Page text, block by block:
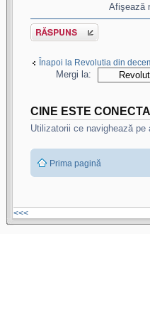
Afişează
Scrie un răspuns
Înapoi la Revolutia din
Mergi la:
CINE ESTE
Utilizatorii ce navighează
Prima pagină
<<<